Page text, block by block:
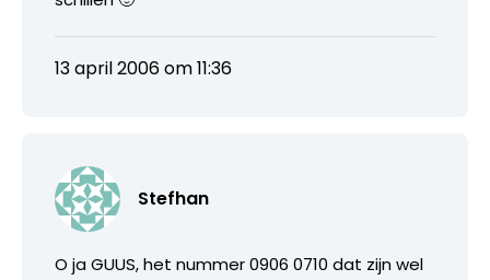
13 april 2006 om 11:36
Stefhan
O ja GUUS, het nummer 0906 0710 dat zijn wel